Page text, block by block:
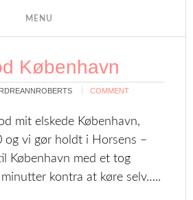
København
COMMENT
mit elskede København,
og vi gør holdt i Horsens –
København med et tog
kontra at køre selv…..